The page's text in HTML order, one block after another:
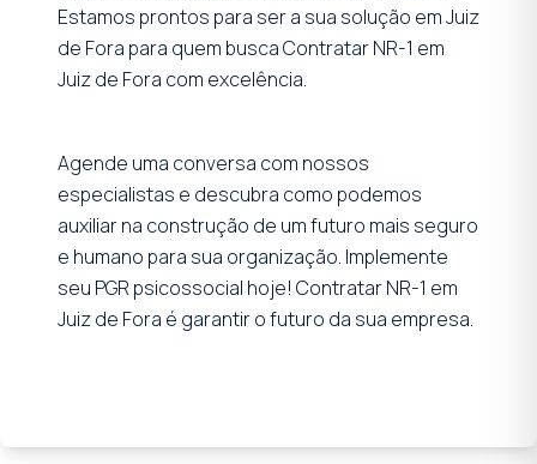
Estamos prontos para ser a sua solução em Juiz
de Fora para quem busca Contratar NR-1 em
Juiz de Fora com excelência.
Agende uma conversa com nossos
especialistas e descubra como podemos
auxiliar na construção de um futuro mais seguro
e humano para sua organização. Implemente
seu PGR psicossocial hoje! Contratar NR-1 em
Juiz de Fora é garantir o futuro da sua empresa.